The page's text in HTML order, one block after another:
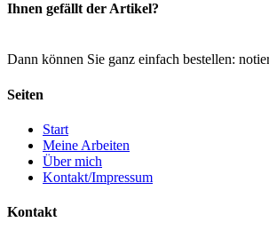
Ihnen gefällt der Artikel?
Dann können Sie ganz einfach bestellen:
Seiten
Start
Meine Arbeiten
Über mich
Kontakt/Impressum
Kontakt